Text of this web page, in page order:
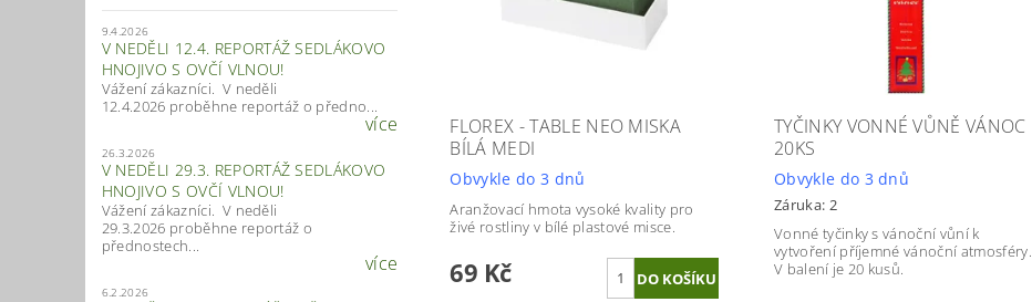
9.4.2026
V NEDĚLI 12.4. REPORTÁŽ SEDLÁKOVO
HNOJIVO S OVČÍ VLNOU!
Vážení zákazníci. V neděli
12.4.2026 proběhne reportáž o předno...
více
26.3.2026
V NEDĚLI 29.3. REPORTÁŽ SEDLÁKOVO
HNOJIVO S OVČÍ VLNOU!
Vážení zákazníci. V neděli
29.3.2026 proběhne reportáž o
přednostech...
více
6.2.2026
FLOREX - TABLE NEO MISKA
BÍLÁ MEDI
Obvykle do 3 dnů
Aranžovací hmota vysoké kvality pro
živé rostliny v bílé plastové misce.
69 Kč
TYČINKY VONNÉ VŮNĚ VÁNOC
20KS
Obvykle do 3 dnů
Záruka: 2
Vonné tyčinky s vánoční vůní k
vytvoření příjemné vánoční atmosféry.
V balení je 20 kusů.